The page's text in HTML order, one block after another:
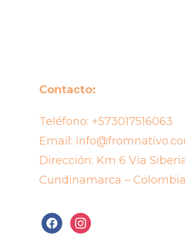
Contacto:
Teléfono: +573017516063
Email:
Dirección: Km 6 Via
Cundinamarca – Colombia
facebookinstagram